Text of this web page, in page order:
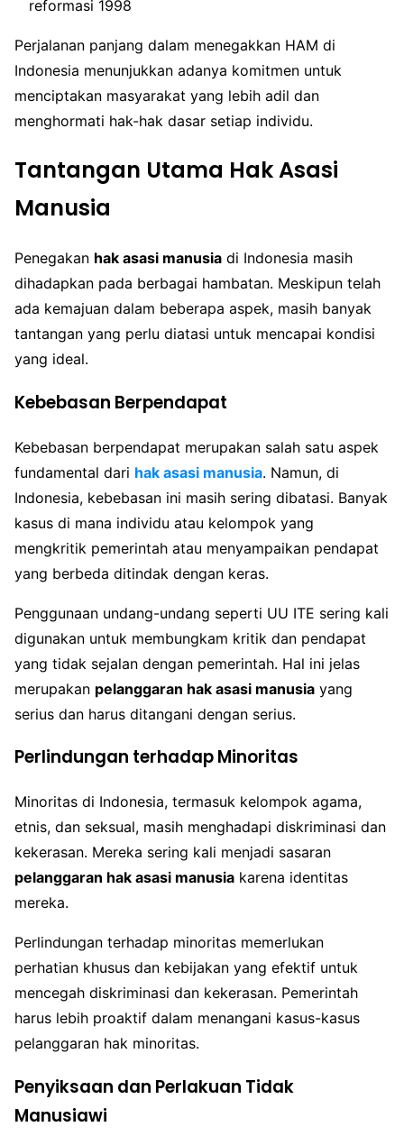
reformasi 1998
Perjalanan panjang dalam menegakkan HAM di
Indonesia menunjukkan adanya komitmen untuk
menciptakan masyarakat yang lebih adil dan
menghormati hak-hak dasar setiap individu.
Tantangan Utama Hak Asasi
Manusia
Penegakan hak asasi manusia di Indonesia masih
dihadapkan pada berbagai hambatan. Meskipun telah
ada kemajuan dalam beberapa aspek, masih banyak
tantangan yang perlu diatasi untuk mencapai kondisi
yang ideal.
Kebebasan Berpendapat
Kebebasan berpendapat merupakan salah satu aspek
fundamental dari hak asasi manusia. Namun, di
Indonesia, kebebasan ini masih sering dibatasi. Banyak
kasus di mana individu atau kelompok yang
mengkritik pemerintah atau menyampaikan pendapat
yang berbeda ditindak dengan keras.
Penggunaan undang-undang seperti UU ITE sering kali
digunakan untuk membungkam kritik dan pendapat
yang tidak sejalan dengan pemerintah. Hal ini jelas
merupakan pelanggaran hak asasi manusia yang
serius dan harus ditangani dengan serius.
Perlindungan terhadap Minoritas
Minoritas di Indonesia, termasuk kelompok agama,
etnis, dan seksual, masih menghadapi diskriminasi dan
kekerasan. Mereka sering kali menjadi sasaran
pelanggaran hak asasi manusia karena identitas
mereka.
Perlindungan terhadap minoritas memerlukan
perhatian khusus dan kebijakan yang efektif untuk
mencegah diskriminasi dan kekerasan. Pemerintah
harus lebih proaktif dalam menangani kasus-kasus
pelanggaran hak minoritas.
Penyiksaan dan Perlakuan Tidak
Manusiawi